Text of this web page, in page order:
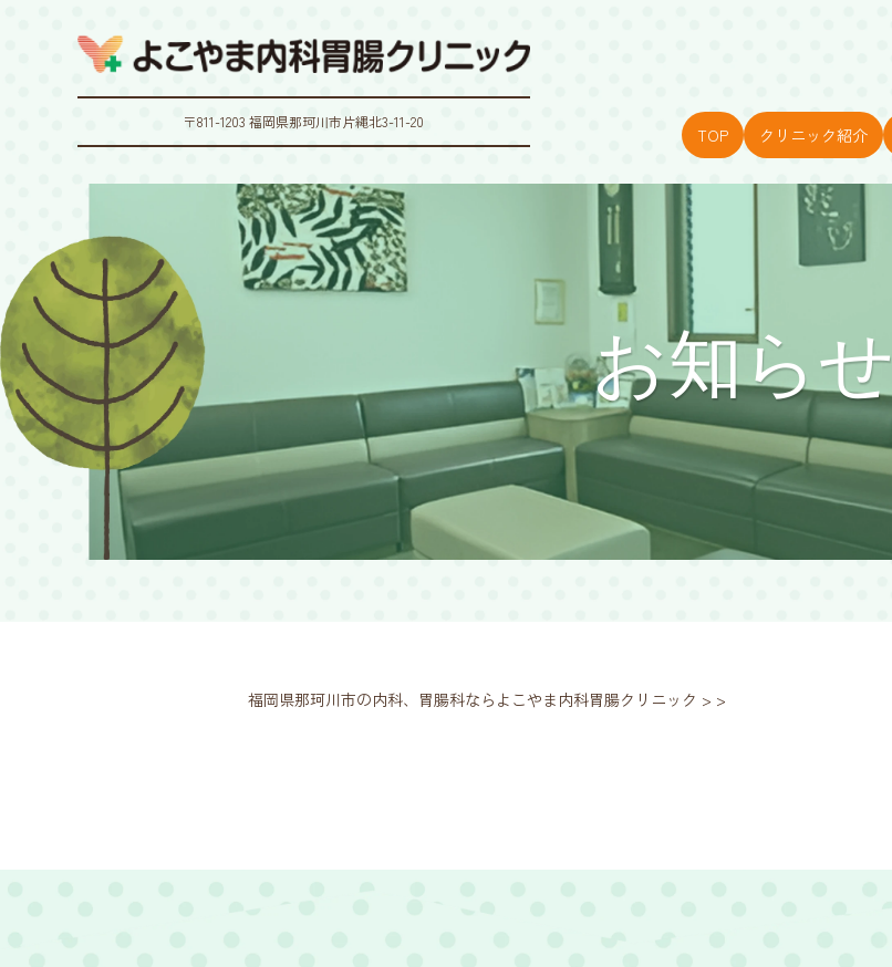
〒811-1203 福岡県那珂川市片縄北3-11-20
TOP クリニック紹介
お知らせ
福岡県那珂川市の内科、胃腸科ならよこやま内科胃腸クリニック > >